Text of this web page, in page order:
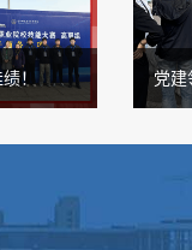
党建领